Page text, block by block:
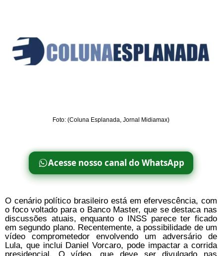
Foto: (Coluna Esplanada, Jornal Midiamax)
Acesse nosso canal do WhatsApp
O cenário político brasileiro está em efervescência, com
o foco voltado para o Banco Master, que se destaca nas
discussões atuais, enquanto o INSS parece ter ficado
em segundo plano. Recentemente, a possibilidade de um
vídeo comprometedor envolvendo um adversário de
Lula, que inclui Daniel Vorcaro, pode impactar a corrida